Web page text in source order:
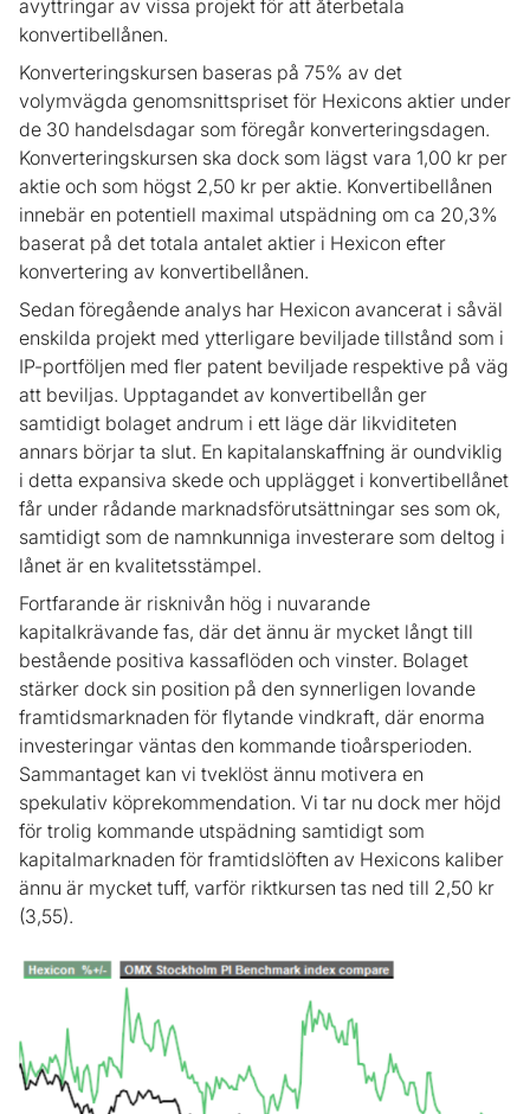
avyttringar av vissa projekt för att återbetala
konvertibellånen.
Konverteringskursen baseras på 75% av det
volymvägda genomsnittspriset för Hexicons aktier under
de 30 handelsdagar som föregår konverteringsdagen.
Konverteringskursen ska dock som lägst vara 1,00 kr per
aktie och som högst 2,50 kr per aktie. Konvertibellånen
innebär en potentiell maximal utspädning om ca 20,3%
baserat på det totala antalet aktier i Hexicon efter
konvertering av konvertibellånen.
Sedan föregående analys har Hexicon avancerat i såväl
enskilda projekt med ytterligare beviljade tillstånd som i
IP-portföljen med fler patent beviljade respektive på väg
att beviljas. Upptagandet av konvertibellån ger
samtidigt bolaget andrum i ett läge där likviditeten
annars börjar ta slut. En kapitalanskaffning är oundviklig
i detta expansiva skede och upplägget i konvertibellånet
får under rådande marknadsförutsättningar ses som ok,
samtidigt som de namnkunniga investerare som deltog i
lånet är en kvalitetsstämpel.
Fortfarande är risknivån hög i nuvarande
kapitalkrävande fas, där det ännu är mycket långt till
bestående positiva kassaflöden och vinster. Bolaget
stärker dock sin position på den synnerligen lovande
framtidsmarknaden för flytande vindkraft, där enorma
investeringar väntas den kommande tioårsperioden.
Sammantaget kan vi tveklöst ännu motivera en
spekulativ köprekommendation. Vi tar nu dock mer höjd
för trolig kommande utspädning samtidigt som
kapitalmarknaden för framtidslöften av Hexicons kaliber
ännu är mycket tuff, varför riktkursen tas ned till 2,50 kr
(3,55).